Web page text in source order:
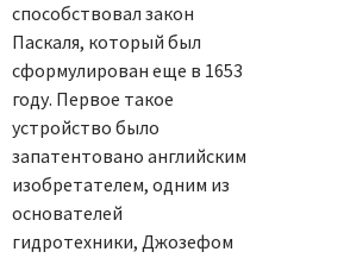
способствовал закон
Паскаля, который был
сформулирован еще в 1653
году. Первое такое
устройство было
запатентовано английским
изобретателем, одним из
основателей
гидротехники, Джозефом